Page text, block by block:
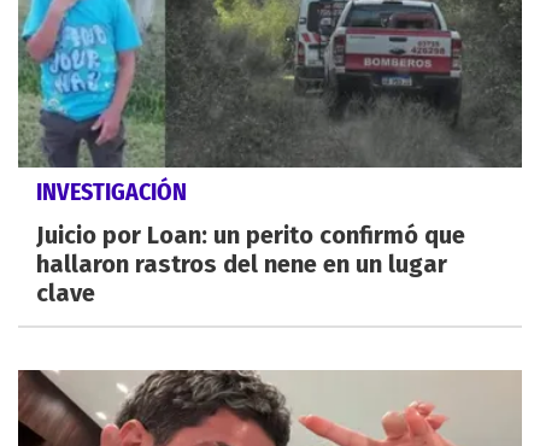
INVESTIGACIÓN
Juicio por Loan: un perito confirmó que
hallaron rastros del nene en un lugar
clave